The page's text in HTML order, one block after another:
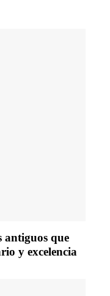
antiguos que
y excelencia